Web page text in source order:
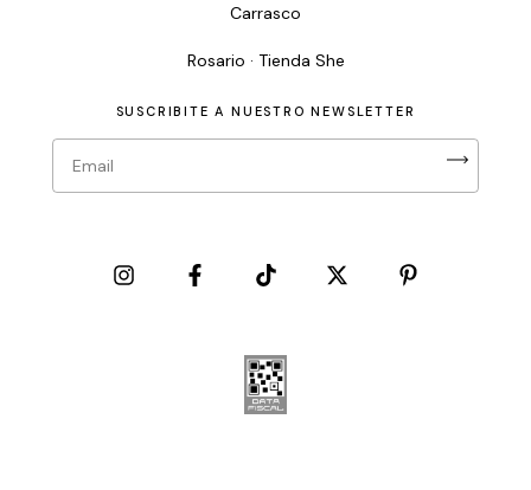
Carrasco
Rosario · Tienda She
SUSCRIBITE A NUESTRO NEWSLETTER